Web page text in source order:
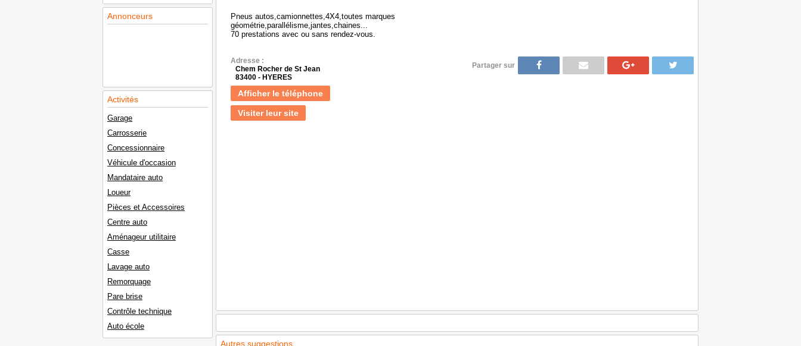
Annonceurs
Activités
Garage
Carrosserie
Concessionnaire
Véhicule d'occasion
Mandataire auto
Loueur
Pièces et Accessoires
Centre auto
Aménageur utilitaire
Casse
Lavage auto
Remorquage
Pare brise
Contrôle technique
Auto école
Pneus autos,camionnettes,4X4,toutes marques
géométrie,parallélisme,jantes,chaines...
70 prestations avec ou sans rendez-vous.
Adresse :
Chem Rocher de St Jean
83400 - HYERES
Afficher le téléphone
Visiter leur site
Partager sur
Autres suggestions